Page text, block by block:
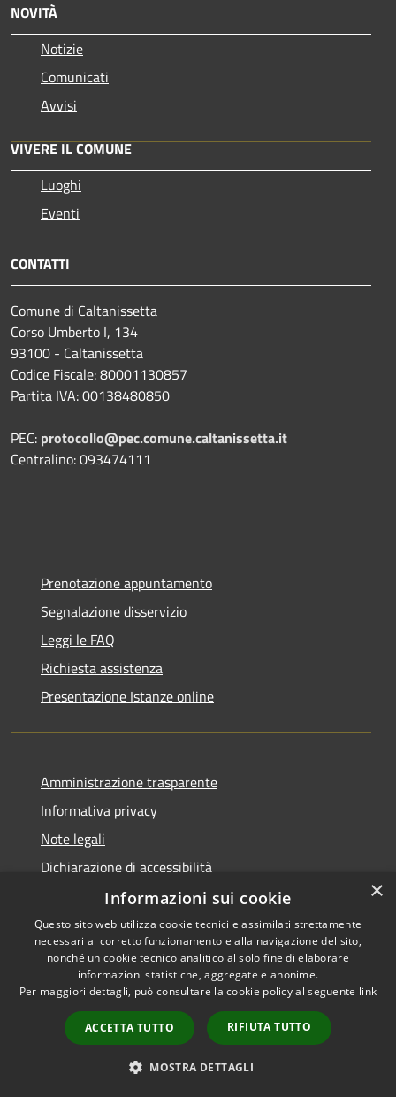
NOVITÀ
Notizie
Comunicati
Avvisi
VIVERE IL COMUNE
Luoghi
Eventi
CONTATTI
Comune di Caltanissetta
Corso Umberto I, 134
93100 - Caltanissetta
Codice Fiscale: 80001130857
Partita IVA: 00138480850
PEC: protocollo@pec.comune.caltanissetta.it
Centralino: 093474111
Prenotazione appuntamento
Segnalazione disservizio
Leggi le FAQ
Richiesta assistenza
Presentazione Istanze online
Amministrazione trasparente
Informativa privacy
Note legali
Dichiarazione di accessibilità
Accessibilità
Privacy
Mappa del sito
Area riservata dipendenti
Copyright © 2026 • Comune di
Caltanissetta • Powered by
Municipium•Accesso
redazione
×
Informazioni sui cookie
Questo sito web utilizza cookie tecnici e assimilati strettamente
necessari al corretto funzionamento e alla navigazione del sito,
nonché un cookie tecnico analitico al solo fine di elaborare
informazioni statistiche, aggregate e anonime.
Per maggiori dettagli, può consultare la cookie policy al seguente link
ACCETTA TUTTO RIFIUTA TUTTO
MOSTRA DETTAGLI